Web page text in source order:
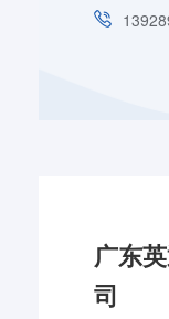
广东
司